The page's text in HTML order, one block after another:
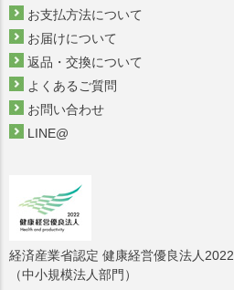
お支払方法について
お届けについて
返品・交換について
よくあるご質問
お問い合わせ
LINE@
経済産業省認定 健康経営優良法人2022
（中小規模法人部門）